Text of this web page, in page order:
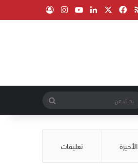
ملخص الموقع RSS
فيسبوك لينكدإن ‫YouTube
انستقرام
عن
الأخيرة تعليقات